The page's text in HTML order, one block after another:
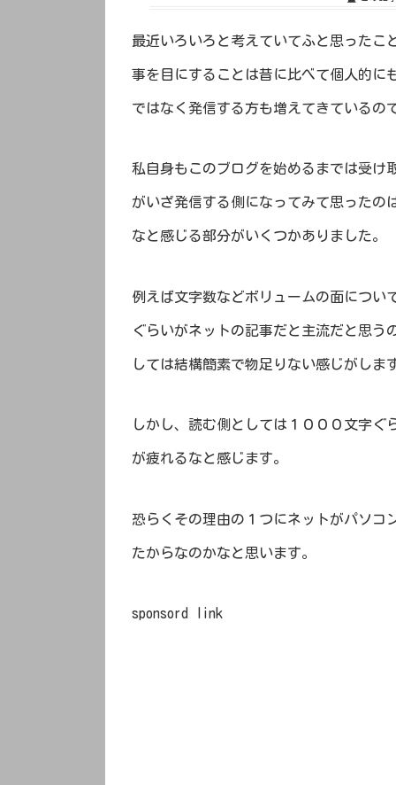
最近いろいろと考えていてふと思ったこ
事を目にすることは昔に比べて個人的に
ではなく発信する方も増えてきているの
私自身もこのブログを始めるまでは受け
がいざ発信する側になってみて思ったの
なと感じる部分がいくつかありました。
例えば文字数などボリュームの面につい
ぐらいがネットの記事だと主流だと思
しては結構簡素で物足りない感じがしま
しかし、読む側としては１０００文字
が疲れるなと感じます。
恐らくその理由の１つにネットがパソコ
たからなのかなと思います。
sponsord link